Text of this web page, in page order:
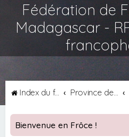
Fédération de
Madagascar -
Index du forum
Bienvenue en Frôce !